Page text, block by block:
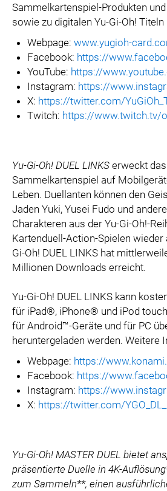
Sammelkartenspiel-Produkten
sowie zu digitalen Yu-Gi-Oh! Titeln
Webpage: www.yugioh-
Facebook: https://
YouTube: https://
Instagram: https://
X: https://twitter.com/
Twitch: https://www.twitch.tv/
Yu-Gi-Oh! DUEL LINKS erweckt
Sammelkartenspiel auf
Leben. Duellanten können den
Jaden Yuki, Yusei Fudo und
Charakteren aus der Yu-Gi-Oh!-
Kartenduell-Action-Spielen wieder
Gi-Oh! DUEL LINKS hat
Millionen Downloads erreicht.
Yu-Gi-Oh! DUEL LINKS kann
für iPad®, iPhone® und iPod
für Android™-Geräte und für PC
heruntergeladen werden. Weitere
Webpage: https://
Facebook: https://
Instagram: https://
X: https://twitter.com/
Yu-Gi-Oh! MASTER DUEL bietet
präsentierte Duelle in 4K-
zum Sammeln**, einen